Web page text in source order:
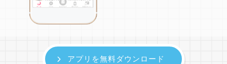
アプリを無料ダウンロード